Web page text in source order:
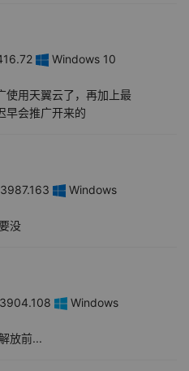
Windows 10
使用天翼云了，再加上最
早会推广开来的
Windows
没
Windows
放前...